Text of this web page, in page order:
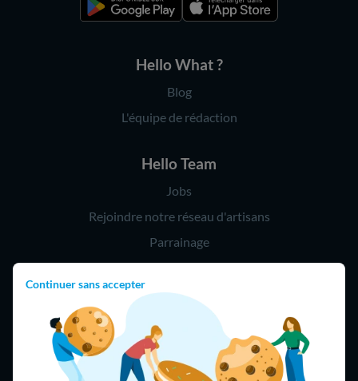
Continuer sans accepter
Hello What ?
Blog
L'équipe de rédaction
Hello Team
Jobs
Rejoindre notre réseau d'artisans
Parrainage
Hello !
09 75 18 60 60
(8h-21h)
75018 Paris